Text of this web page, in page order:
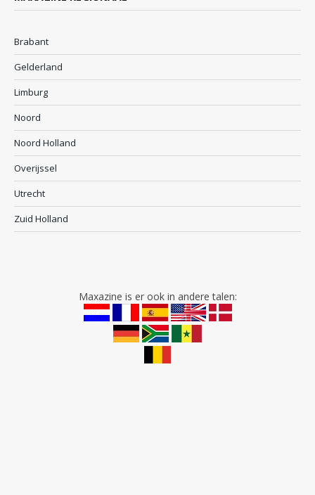
Brabant
Gelderland
Limburg
Noord
Noord Holland
Overijssel
Utrecht
Zuid Holland
Maxazine is er ook in andere talen: